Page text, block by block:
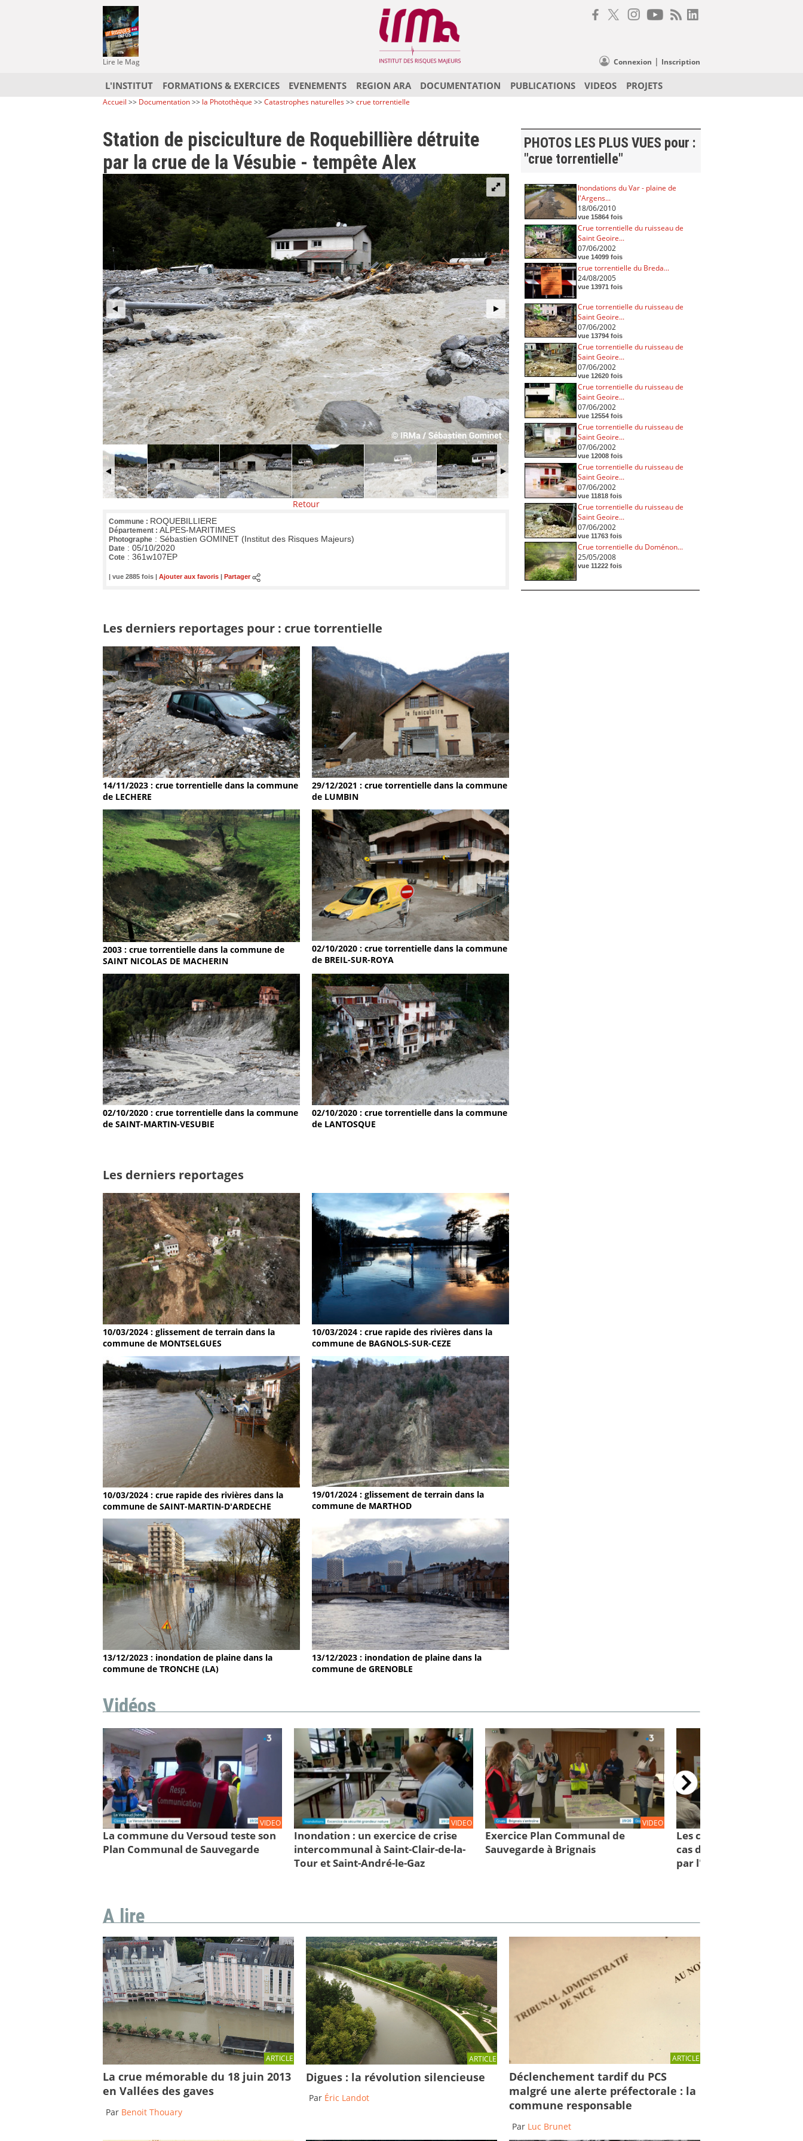
Lire le Mag Connexion | Inscription
L'INSTITUT FORMATIONS & EXERCICES EVENEMENTS REGION ARA DOCUMENTATION PUBLICATIONS VIDEOS PROJETS
Accueil >> Documentation>> la Photothèque >>Catastrophes naturelles>>crue torrentielle
Station de pisciculture de Roquebillière détruite
par la crue de la Vésubie - tempête Alex
Retour
Commune : ROQUEBILLIERE
Département : ALPES-MARITIMES
Photographe : Sébastien GOMINET (Institut des Risques Majeurs)
Date : 05/10/2020
Cote : 361w107EP
| vue 2885 fois | Ajouter aux favoris Partager
Les derniers reportages pour : crue torrentielle
14/11/2023 : crue torrentielle dans la commune
de LECHERE
29/12/2021 : crue torrentielle dans la commune
de LUMBIN
2003 : crue torrentielle dans la commune de
SAINT NICOLAS DE MACHERIN
02/10/2020 : crue torrentielle dans la commune
de BREIL-SUR-ROYA
02/10/2020 : crue torrentielle dans la commune
de SAINT-MARTIN-VESUBIE
02/10/2020 : crue torrentielle dans la commune
de LANTOSQUE
Les derniers reportages
10/03/2024 : glissement de terrain dans la
commune de MONTSELGUES
10/03/2024 : crue rapide des rivières dans la
commune de BAGNOLS-SUR-CEZE
10/03/2024 : crue rapide des rivières dans la
commune de SAINT-MARTIN-D'ARDECHE
19/01/2024 : glissement de terrain dans la
commune de MARTHOD
13/12/2023 : inondation de plaine dans la
commune de TRONCHE (LA)
13/12/2023 : inondation de plaine dans la
commune de GRENOBLE
PHOTOS LES PLUS VUES pour :
"crue torrentielle"
Inondations du Var - plaine de
l'Argens...
18/06/2010
vue 15864 fois
Crue torrentielle du ruisseau de
Saint Geoire...
07/06/2002
vue 14099 fois
crue torrentielle du Breda...
24/08/2005
vue 13971 fois
Crue torrentielle du ruisseau de
Saint Geoire...
07/06/2002
vue 13794 fois
Crue torrentielle du ruisseau de
Saint Geoire...
07/06/2002
vue 12620 fois
Crue torrentielle du ruisseau de
Saint Geoire...
07/06/2002
vue 12554 fois
Crue torrentielle du ruisseau de
Saint Geoire...
07/06/2002
vue 12008 fois
Crue torrentielle du ruisseau de
Saint Geoire...
07/06/2002
vue 11818 fois
Crue torrentielle du ruisseau de
Saint Geoire...
07/06/2002
vue 11763 fois
Crue torrentielle du Doménon...
25/05/2008
vue 11222 fois
Vidéos
VIDEO
La commune du Versoud teste son
Plan Communal de Sauvegarde
VIDEO
Inondation : un exercice de crise
intercommunal à Saint-Clair-de-la-
Tour et Saint-André-le-Gaz
VIDEO
Exercice Plan Communal de
Sauvegarde à Brignais
Les comportements à
cas d'inondations : des
par l'IRMa et la mission
A lire
ARTICLE
La crue mémorable du 18 juin 2013
en Vallées des gaves
Par Benoit Thouary
ARTICLE
Digues : la révolution silencieuse
Par Éric Landot
ARTICLE
Déclenchement tardif du PCS
malgré une alerte préfectorale : la
commune responsable
Par Luc Brunet